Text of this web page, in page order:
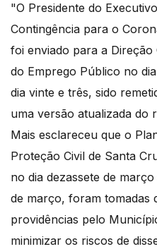
"O Presidente do
Contingência para o
foi enviado para a Direção
do Emprego Público no
dia vinte e três, sido
uma versão atualizada do
Mais esclareceu que o
Proteção Civil de Santa
no dia dezassete de
de março, foram tomadas
providências pelo
minimizar os riscos de